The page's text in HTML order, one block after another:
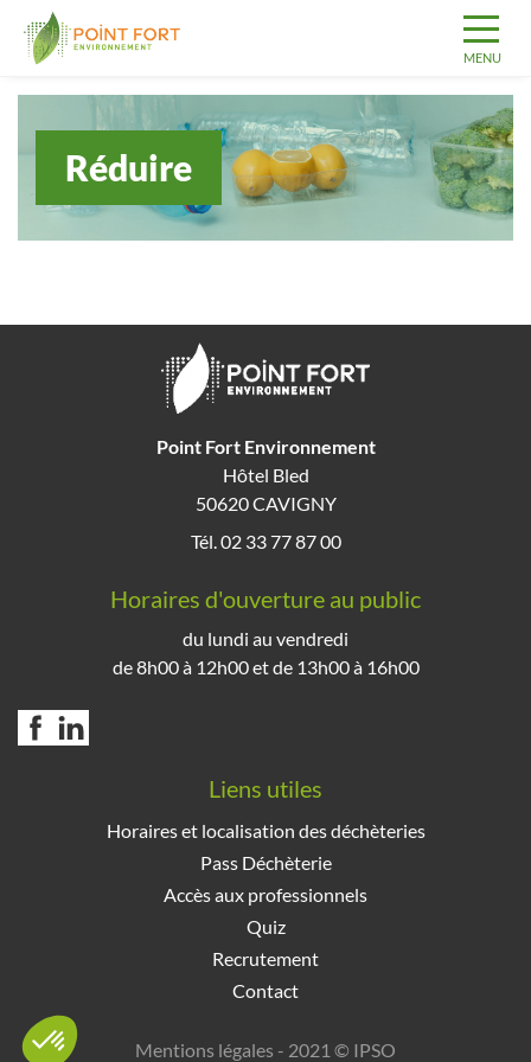
Réduire
Point Fort Environnement
Hôtel Bled
50620 CAVIGNY
Tél. 02 33 77 87 00
Horaires d'ouverture au public
du lundi au vendredi
de 8h00 à 12h00 et de 13h00 à 16h00
Liens utiles
Horaires et localisation des déchèteries
Pass Déchèterie
Accès aux professionnels
Quiz
Recrutement
Contact
Mentions légales - 2021 © IPSO